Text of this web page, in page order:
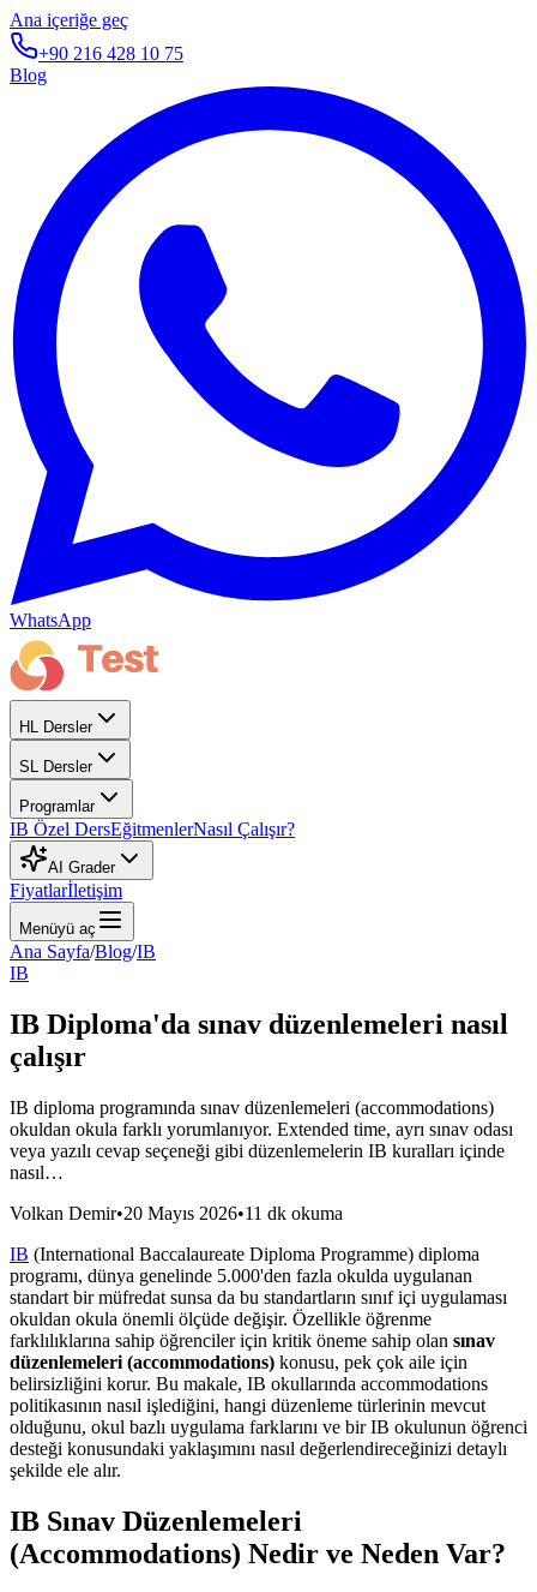
Ana içeriğe geç
+90 216 428 10 75
Blog
WhatsApp
HL Dersler
SL Dersler
Programlar
IB Özel DersEğitmenlerNasıl Çalışır?
AI Grader
Fiyatlarİletişim
Menüyü aç
Ana Sayfa/Blog/IB
IB
IB Diploma'da sınav düzenlemeleri nasıl
çalışır
IB diploma programında sınav düzenlemeleri (accommodations)
okuldan okula farklı yorumlanıyor. Extended time, ayrı sınav odası
veya yazılı cevap seçeneği gibi düzenlemelerin IB kuralları içinde
nasıl…
Volkan Demir•20 Mayıs 2026•11 dk okuma
IB (International Baccalaureate Diploma Programme) diploma
programı, dünya genelinde 5.000'den fazla okulda uygulanan
standart bir müfredat sunsa da bu standartların sınıf içi uygulaması
okuldan okula önemli ölçüde değişir. Özellikle öğrenme
farklılıklarına sahip öğrenciler için kritik öneme sahip olan sınav
düzenlemeleri (accommodations) konusu, pek çok aile için
belirsizliğini korur. Bu makale, IB okullarında accommodations
politikasının nasıl işlediğini, hangi düzenleme türlerinin mevcut
olduğunu, okul bazlı uygulama farklarını ve bir IB okulunun öğrenci
desteği konusundaki yaklaşımını nasıl değerlendireceğinizi detaylı
şekilde ele alır.
IB Sınav Düzenlemeleri
(Accommodations) Nedir ve Neden Var?